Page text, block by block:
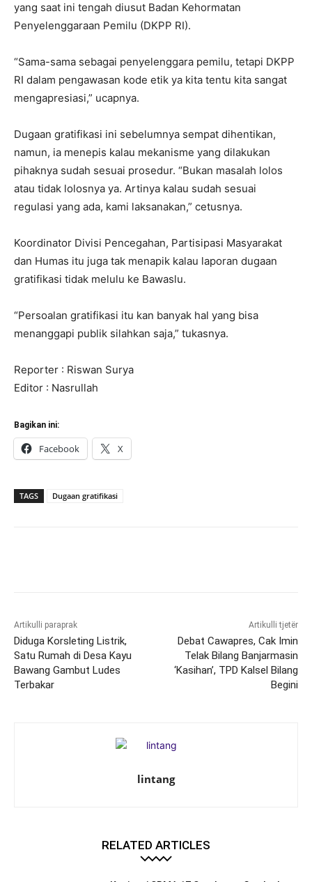
yang saat ini tengah diusut Badan Kehormatan
Penyelenggaraan Pemilu (DKPP RI).
“Sama-sama sebagai penyelenggara pemilu, tetapi DKPP
RI dalam pengawasan kode etik ya kita tentu kita sangat
mengapresiasi,” ucapnya.
Dugaan gratifikasi ini sebelumnya sempat dihentikan,
namun, ia menepis kalau mekanisme yang dilakukan
pihaknya sudah sesuai prosedur. “Bukan masalah lolos
atau tidak lolosnya ya. Artinya kalau sudah sesuai
regulasi yang ada, kami laksanakan,” cetusnya.
Koordinator Divisi Pencegahan, Partisipasi Masyarakat
dan Humas itu juga tak menapik kalau laporan dugaan
gratifikasi tidak melulu ke Bawaslu.
“Persoalan gratifikasi itu kan banyak hal yang bisa
menanggapi publik silahkan saja,” tukasnya.
Reporter : Riswan Surya
Editor : Nasrullah
Bagikan ini:
Facebook X
TAGS Dugaan gratifikasi
Artikulli paraprak
Diduga Korsleting Listrik,
Satu Rumah di Desa Kayu
Bawang Gambut Ludes
Terbakar
Artikulli tjetër
Debat Cawapres, Cak Imin
Telak Bilang Banjarmasin
‘Kasihan’, TPD Kalsel Bilang
Begini
lintang
RELATED ARTICLES